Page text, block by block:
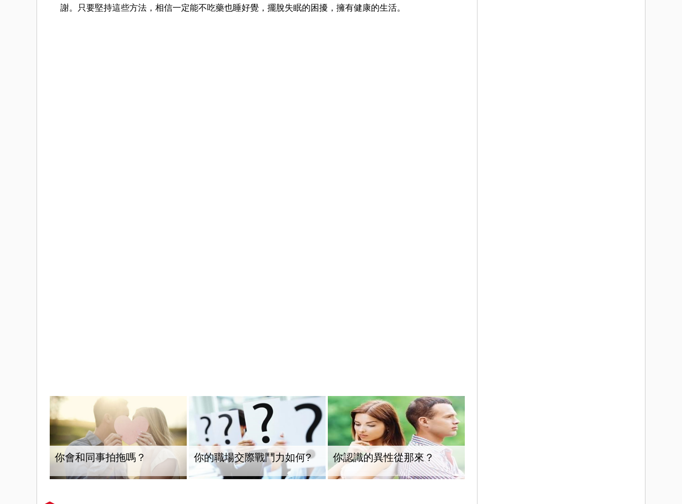
謝。只要堅持這些方法，相信一定能不吃藥也睡好覺，擺脫失眠的困擾，擁有健康的生活。
你會和同事拍拖嗎？ 你的職場交際戰鬥力如何? 你認識的異性從那來？